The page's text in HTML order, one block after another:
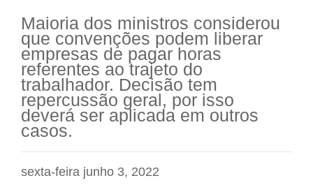
Maioria dos ministros considerou
que convenções podem liberar
empresas de pagar horas
referentes ao trajeto do
trabalhador. Decisão tem
repercussão geral, por isso
deverá ser aplicada em outros
casos.
sexta-feira junho 3, 2022